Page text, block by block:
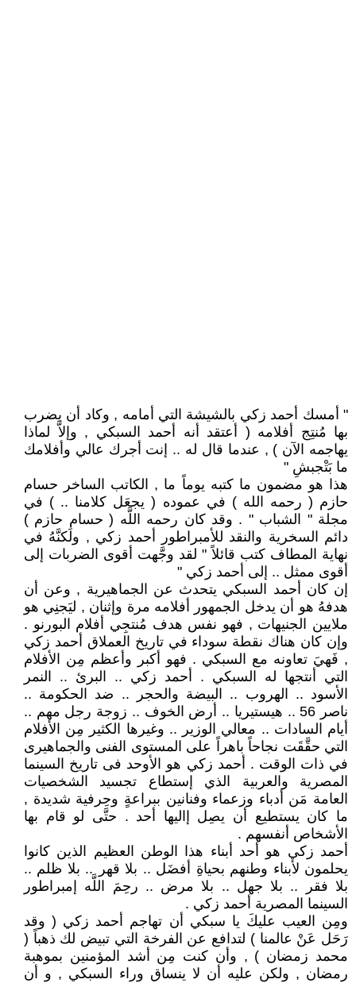
" أمسك أحمد زكي بالشيشة التي أمامه , وكاد أن يضرب
بها مُنتِج أفلامه ( أعتقد أنه أحمد السبكي , وإلاَّ لماذا
يهاجمه الآن ) , عندما قال له .. إنت أجرك عالي وأفلامك
ما بَتْجبشِ "
هذا هو مضمون ما كتبه يوماً ما , الكاتب الساخر حسام
حازم ( رحمه الله ) في عموده ( يجعَل كلامنا .. ) في
مجلة " الشباب " . وقد كان رحمه اللَّه ( حسام حازم )
دائم السخرية والنقد للأمبراطور أحمد زكي , ولَكنَّهُ في
نهاية المطاف كتب قائلاً " لقد وجَّهت أقوى الضربات إلى
أقوى ممثل .. إلى أحمد زكي "
إن كان أحمد السبكي يتحدث عن الجماهيرية , وعن أن
هدفهُ هو أن يدخل الجمهور أفلامه مرة وإثنان , ليَجنِي هو
ملايين الجنيهات , فهو نفس هدف مُنتجِي أفلام البورنو .
وإن كان هناك نقطة سوداء في تاريخ العملاق أحمد زكي
, فَهيَ تعاونه مع السبكي . فهو أكبر وأعظم مِن الأفلام
التي أنتجها له السبكي . أحمد زكي .. البرئ .. النمر
الأسود .. الهروب .. البيضة والحجر .. ضد الحكومة ..
ناصر 56 .. هيستيريا .. أرض الخوف .. زوجة رجل مهم ..
أيام السادات .. معالي الوزير .. وغيرها الكثير مِن الأفلام
التي حقَّقَت نجاحاً باهراً على المستوى الفنى والجماهيرى
في ذات الوقت . أحمد زكي هو الأوحد فى تاريخ السينما
المصرية والعربية الذي إستطاع تجسيد الشخصيات
العامة مَن أدباء وزعماء وفنانين ببراعةٍ وحِرفية شديدة ,
ما كان يستطيع أن يصِل إاليها أحد . حتَّى لو قام بها
الأشخاص أنفسهم .
أحمد زكي هو أحد أبناء هذا الوطن العظيم الذين كانوا
يحلمون لأبناء وطنهم بحياةِ أفضَل .. بلا قهر .. بلا ظلم ..
بلا فقر .. بلا جهل .. بلا مرض .. رحِمَ اللَّه إمبراطور
السينما المصرية أحمد زكي .
ومِن العيب عليكَ يا سبكي أن تهاجم أحمد زكي ( وقد
رَحَل عَنْ عالمنا ) لتدافع عن الفرخة التي تبيض لك ذهباً (
محمد زمضان ) , وأن كنت مِن أشد المؤمنين بموهبة
رمضان , ولكن عليه أن لا ينساق وراء السبكي , و أن